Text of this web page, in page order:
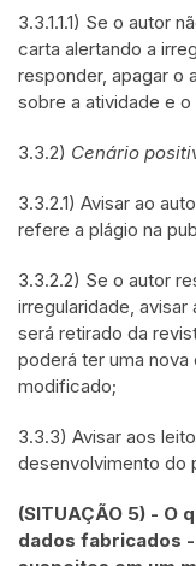
3.3.1.1.1) Se o autor
carta alertando a
responder, apagar o
sobre a atividade e
3.3.2) Cenário
3.3.2.1) Avisar ao
refere a plágio na
3.3.2.2) Se o autor
irregularidade,
será retirado da
poderá ter uma
modificado;
3.3.3) Avisar aos
desenvolvimento do
(SITUAÇÃO 5) - O
dados fabricados